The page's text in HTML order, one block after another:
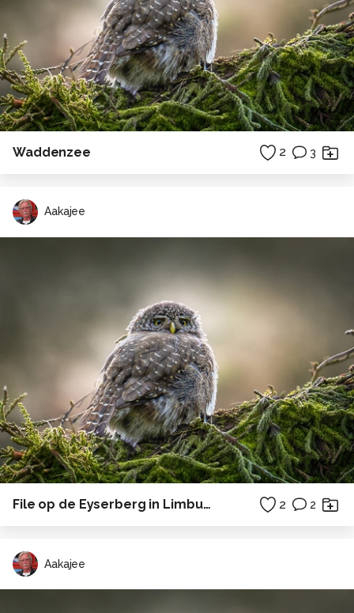
Waddenzee 2 3
Aakajee
File op de Eyserberg in Limburg 2 2
Aakajee